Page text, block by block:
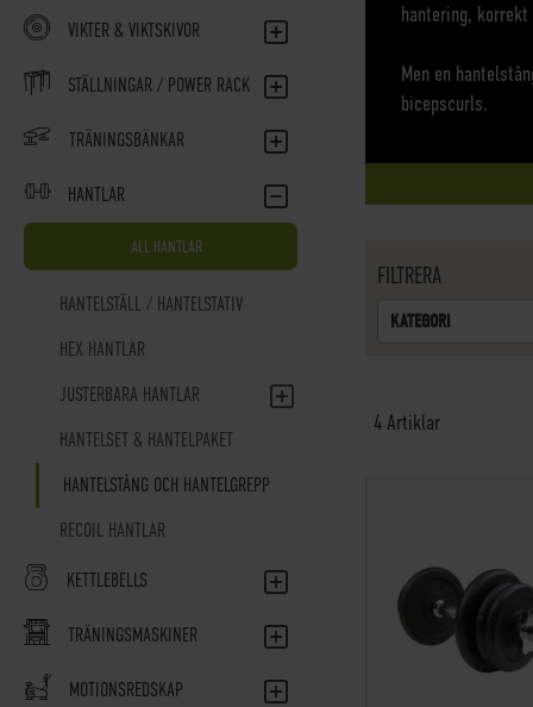
VIKTER & VIKTSKIVOR
STÄLLNINGAR / POWER RACK
TRÄNINGSBÄNKAR
HANTLAR
ALL HANTLAR
HANTELSTÄLL / HANTELSTATIV
HEX HANTLAR
JUSTERBARA HANTLAR
HANTELSET & HANTELPAKET
HANTELSTÅNG OCH HANTELGREPP
RECOIL HANTLAR
KETTLEBELLS
TRÄNINGSMASKINER
MOTIONSREDSKAP
hantering,
Men en
bicepscurls.
FILTRERA
KATEGORI
4Artiklar